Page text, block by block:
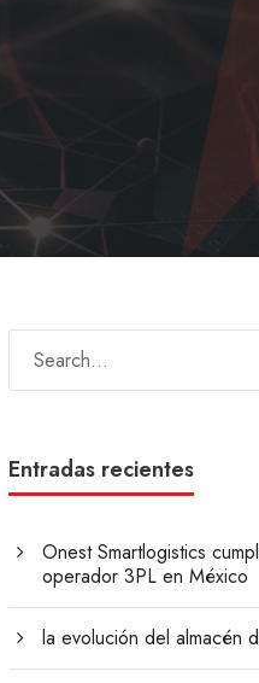
Entradas recientes
Onest Smartlogistics
operador 3PL en México
la evolución del almacén